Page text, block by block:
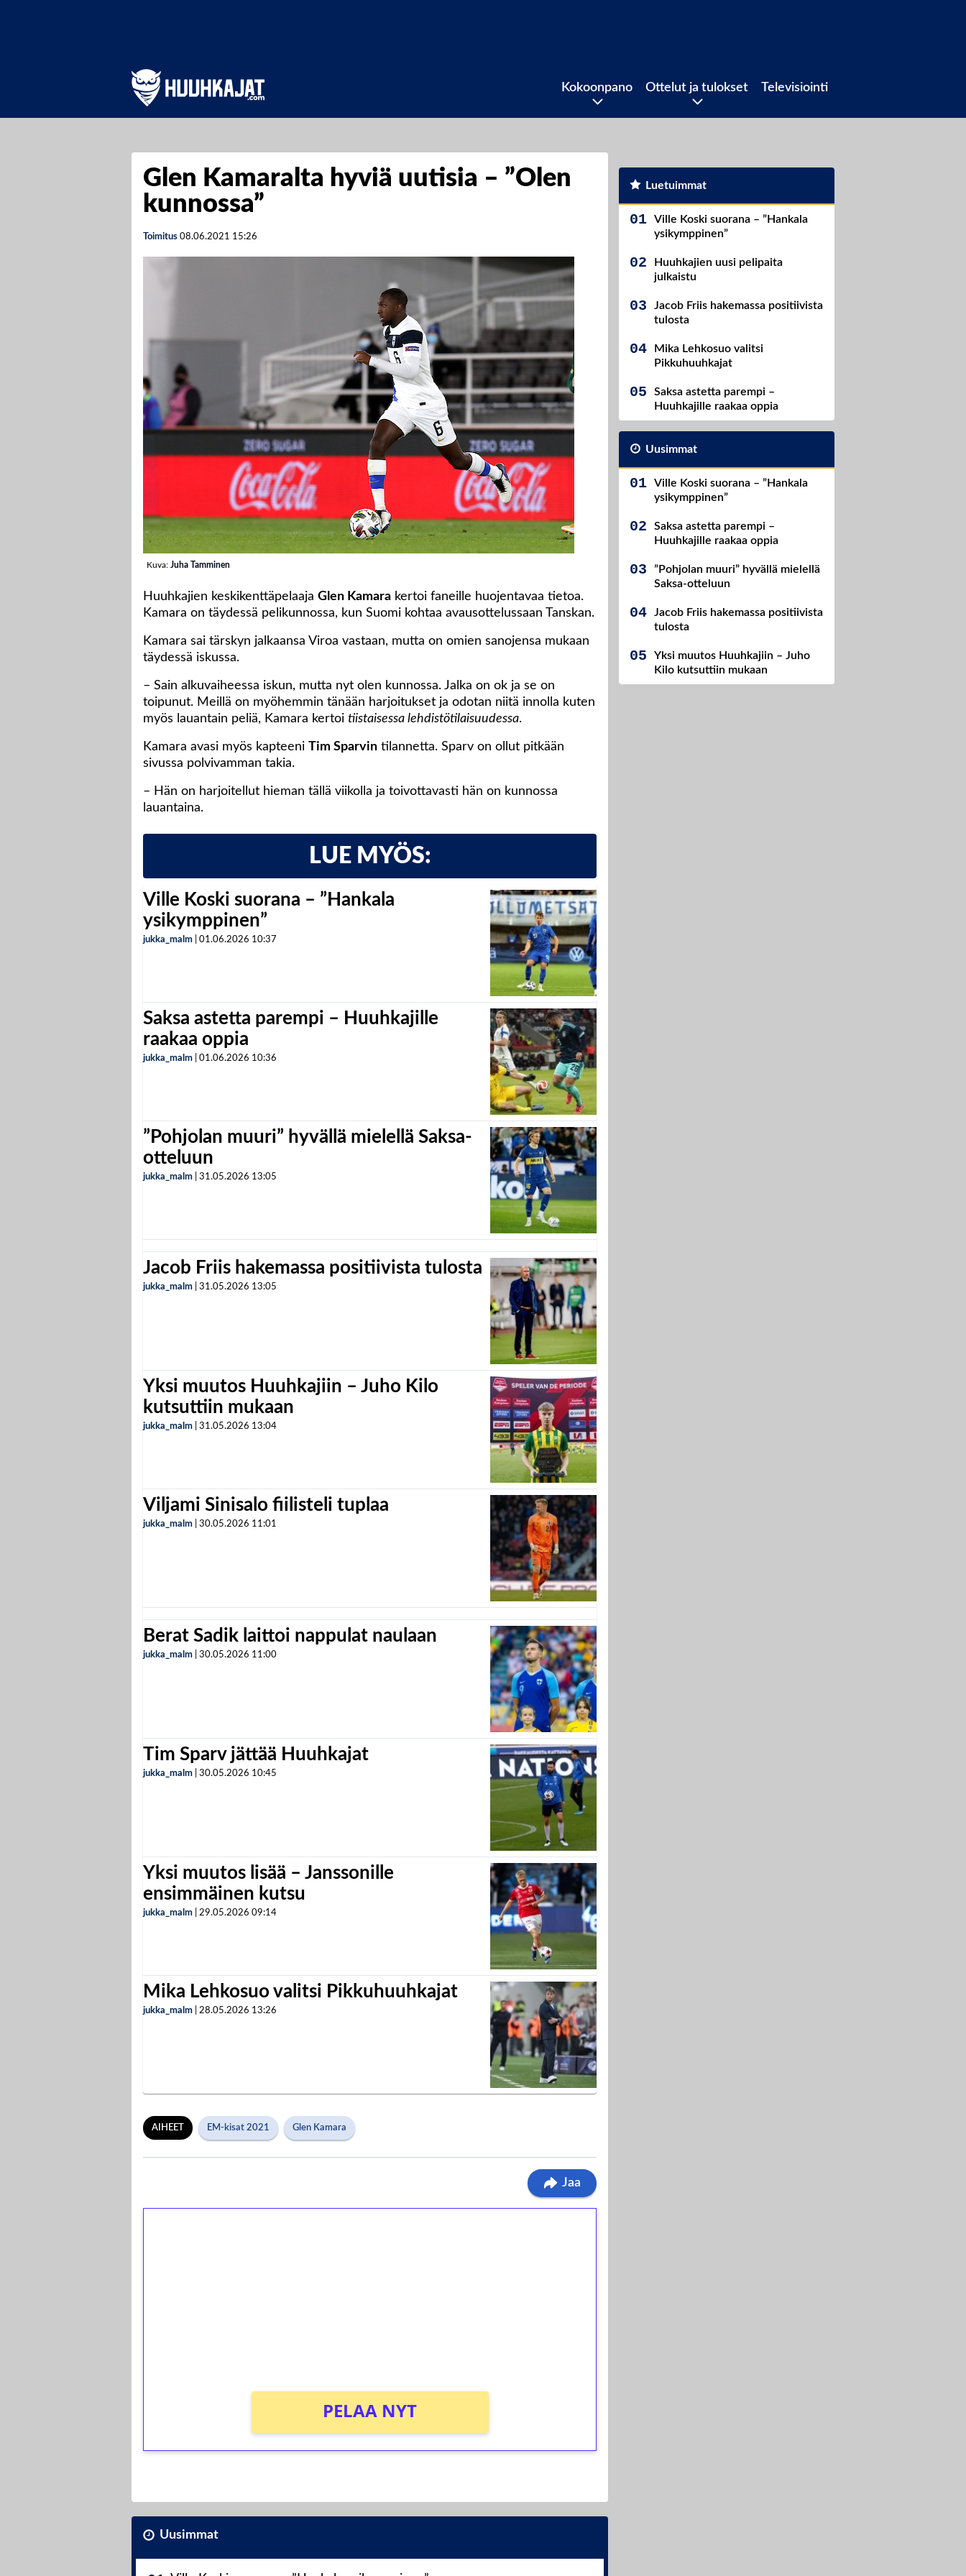
Kokoonpano Ottelut ja tulokset Televisiointi
Glen Kamaralta hyviä uutisia – ”Olen
kunnossa”
Toimitus 08.06.2021 15:26
Kuva: Juha Tamminen
Huuhkajien keskikenttäpelaaja Glen Kamara kertoi faneille huojentavaa tietoa.
Kamara on täydessä pelikunnossa, kun Suomi kohtaa avausottelussaan Tanskan.
Kamara sai tärskyn jalkaansa Viroa vastaan, mutta on omien sanojensa mukaan
täydessä iskussa.
– Sain alkuvaiheessa iskun, mutta nyt olen kunnossa. Jalka on ok ja se on
toipunut. Meillä on myöhemmin tänään harjoitukset ja odotan niitä innolla kuten
myös lauantain peliä, Kamara kertoi tiistaisessa lehdistötilaisuudessa.
Kamara avasi myös kapteeni Tim Sparvin tilannetta. Sparv on ollut pitkään
sivussa polvivamman takia.
– Hän on harjoitellut hieman tällä viikolla ja toivottavasti hän on kunnossa
lauantaina.
LUE MYÖS:
Ville Koski suorana – ”Hankala
ysikymppinen”
jukka_malm 01.06.2026 10:37
Saksa astetta parempi – Huuhkajille
raakaa oppia
jukka_malm 01.06.2026 10:36
”Pohjolan muuri” hyvällä mielellä Saksa-
otteluun
jukka_malm 31.05.2026 13:05
Jacob Friis hakemassa positiivista tulosta
jukka_malm 31.05.2026 13:05
Yksi muutos Huuhkajiin – Juho Kilo
kutsuttiin mukaan
jukka_malm 31.05.2026 13:04
Viljami Sinisalo fiilisteli tuplaa
jukka_malm 30.05.2026 11:01
Berat Sadik laittoi nappulat naulaan
jukka_malm 30.05.2026 11:00
Tim Sparv jättää Huuhkajat
jukka_malm 30.05.2026 10:45
Yksi muutos lisää – Janssonille
ensimmäinen kutsu
jukka_malm 29.05.2026 09:14
Mika Lehkosuo valitsi Pikkuhuuhkajat
jukka_malm 28.05.2026 13:26
AIHEET EM-kisat 2021 Glen Kamara
Jaa
PELAA NYT
Uusimmat
Luetuimmat
Ville Koski suorana – ”Hankala
ysikymppinen”
Huuhkajien uusi pelipaita
julkaistu
Jacob Friis hakemassa positiivista
tulosta
Mika Lehkosuo valitsi
Pikkuhuuhkajat
Saksa astetta parempi –
Huuhkajille raakaa oppia
Uusimmat
Ville Koski suorana – ”Hankala
ysikymppinen”
Saksa astetta parempi –
Huuhkajille raakaa oppia
”Pohjolan muuri” hyvällä mielellä
Saksa-otteluun
Jacob Friis hakemassa positiivista
tulosta
Yksi muutos Huuhkajiin – Juho
Kilo kutsuttiin mukaan